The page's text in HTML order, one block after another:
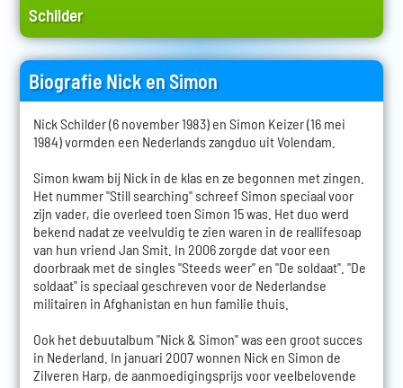
Schilder
Biografie Nick en Simon
Nick Schilder (6 november 1983) en Simon Keizer (16 mei
1984) vormden een Nederlands zangduo uit Volendam.
Simon kwam bij Nick in de klas en ze begonnen met zingen.
Het nummer "Still searching" schreef Simon speciaal voor
zijn vader, die overleed toen Simon 15 was. Het duo werd
bekend nadat ze veelvuldig te zien waren in de reallifesoap
van hun vriend Jan Smit. In 2006 zorgde dat voor een
doorbraak met de singles "Steeds weer" en "De soldaat". "De
soldaat" is speciaal geschreven voor de Nederlandse
militairen in Afghanistan en hun familie thuis.
Ook het debuutalbum "Nick & Simon" was een groot succes
in Nederland. In januari 2007 wonnen Nick en Simon de
Zilveren Harp, de aanmoedigingsprijs voor veelbelovende